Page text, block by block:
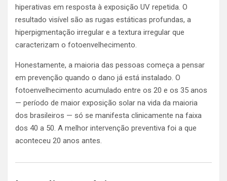
hiperativas em resposta à exposição UV repetida. O
resultado visível são as rugas estáticas profundas, a
hiperpigmentação irregular e a textura irregular que
caracterizam o fotoenvelhecimento.
Honestamente, a maioria das pessoas começa a pensar
em prevenção quando o dano já está instalado. O
fotoenvelhecimento acumulado entre os 20 e os 35 anos
— período de maior exposição solar na vida da maioria
dos brasileiros — só se manifesta clinicamente na faixa
dos 40 a 50. A melhor intervenção preventiva foi a que
aconteceu 20 anos antes.